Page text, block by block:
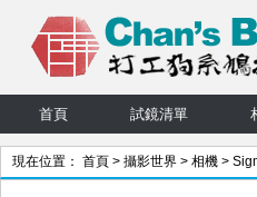
首頁 試鏡清單
現在位置： 首頁 > 攝影世界 > 相機 >